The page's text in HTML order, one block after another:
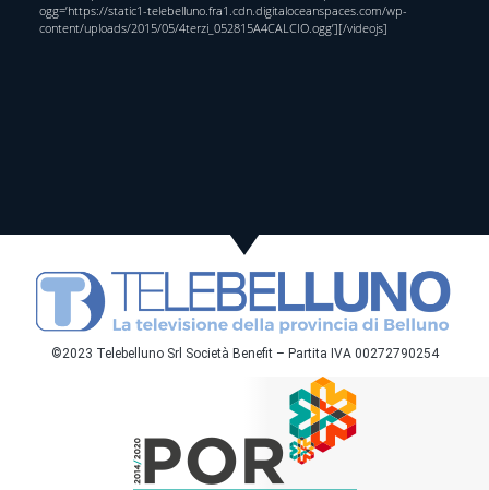
ogg=’https://static1-telebelluno.fra1.cdn.digitaloceanspaces.com/wp-
content/uploads/2015/05/4terzi_052815A4CALCIO.ogg’][/videojs]
©2023 Telebelluno Srl Società Benefit – Partita IVA 00272790254